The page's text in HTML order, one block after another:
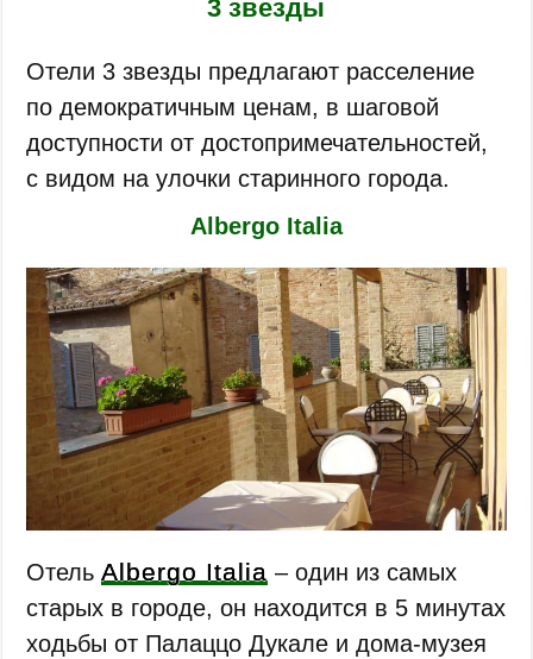
3 звезды
Отели 3 звезды предлагают расселение
по демократичным ценам, в шаговой
доступности от достопримечательностей,
с видом на улочки старинного города.
Albergo Italia
ОтельAlbergo Italia – один из самых
старых в городе, он находится в 5 минутах
ходьбы от Палаццо Дукале и дома-музея